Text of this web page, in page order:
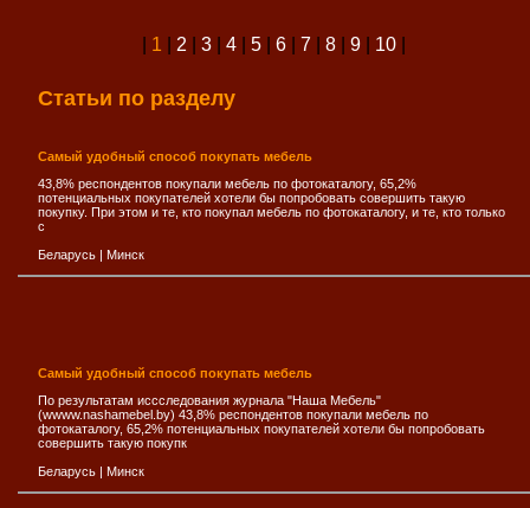
1 2 3 4 5 6 7 8 9 10
Статьи по разделу
Самый удобный способ покупать мебель
43,8% респондентов покупали мебель по фотокаталогу, 65,2%
потенциальных покупателей хотели бы попробовать совершить такую
покупку. При этом и те, кто покупал мебель по фотокаталогу, и те, кто только
с
Беларусь
Минск
Самый удобный способ покупать мебель
По результатам иссследования журнала "Наша Мебель"
(wwww.nashamebel.by) 43,8% респондентов покупали мебель по
фотокаталогу, 65,2% потенциальных покупателей хотели бы попробовать
совершить такую покупк
Беларусь
Минск